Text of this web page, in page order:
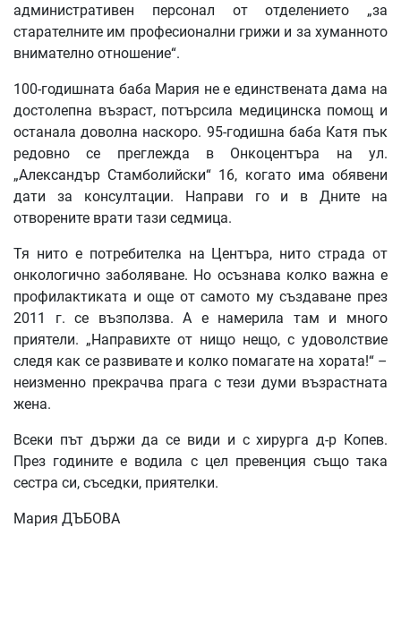
административен персонал от отделението „за
старателните им професионални грижи и за хуманното
внимателно отношение“.
100-годишната баба Мария не е единствената дама на
достолепна възраст, потърсила медицинска помощ и
останала доволна наскоро. 95-годишна баба Катя пък
редовно се преглежда в Онкоцентъра на ул.
„Александър Стамболийски“ 16, когато има обявени
дати за консултации. Направи го и в Дните на
отворените врати тази седмица.
Тя нито е потребителка на Центъра, нито страда от
онкологично заболяване. Но осъзнава колко важна е
профилактиката и още от самото му създаване през
2011 г. се възползва. А е намерила там и много
приятели. „Направихте от нищо нещо, с удоволствие
следя как се развивате и колко помагате на хората!“ –
неизменно прекрачва прага с тези думи възрастната
жена.
Всеки път държи да се види и с хирурга д-р Копев.
През годините е водила с цел превенция също така
сестра си, съседки, приятелки.
Мария ДЪБОВА